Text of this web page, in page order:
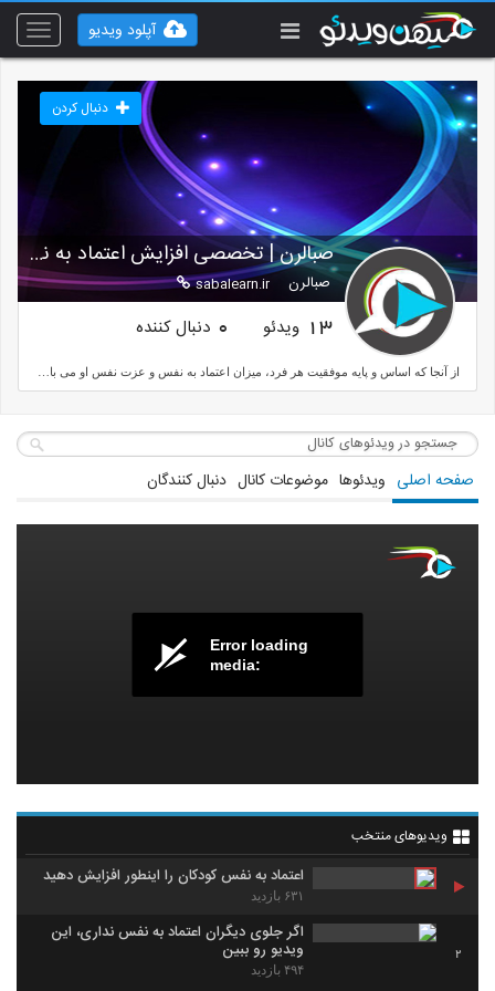
Toggle
آپلود ویدیو
صبالرن | تخصصی افزایش اعتماد به نفس
صبالرن sabalearn.ir
دنبال کردن
13 ویدئو 0 دنبال کننده
صفحه اصلی ویدئوها موضوعات کانال دنبال کنندگان
Error loading
media:
ویدیوهای منتخب
اعتماد به نفس کودکان را اینطور افزایش دهید
۶۳۱ بازدید
2
اگر جلوی دیگران اعتماد به نفس نداری، این
ویدیو رو ببین
۴۹۴ بازدید